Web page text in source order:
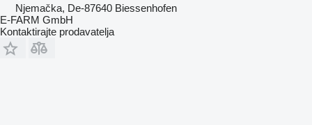
Njemačka, De-87640 Biessenhofen
E-FARM GmbH
Kontaktirajte prodavatelja